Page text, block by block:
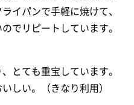
イパンで手軽に焼けて、
でリピートしています。
とても重宝しています。
しい。（きなり利用）